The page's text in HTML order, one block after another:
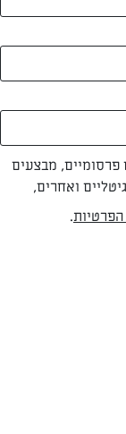
פרסומיים, מבצעים
ואחרים,
הפרטיות.